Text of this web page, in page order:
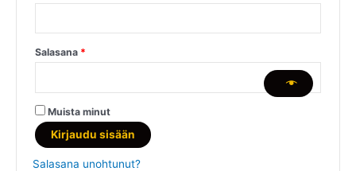
Salasana *
Muista minut
Kirjaudu sisään
Salasana unohtunut?